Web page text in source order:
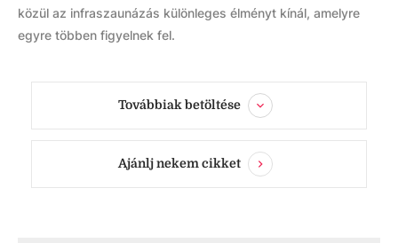
közül az infraszaunázás különleges élményt kínál, amelyre
egyre többen figyelnek fel.
Továbbiak betöltése
Ajánlj nekem cikket